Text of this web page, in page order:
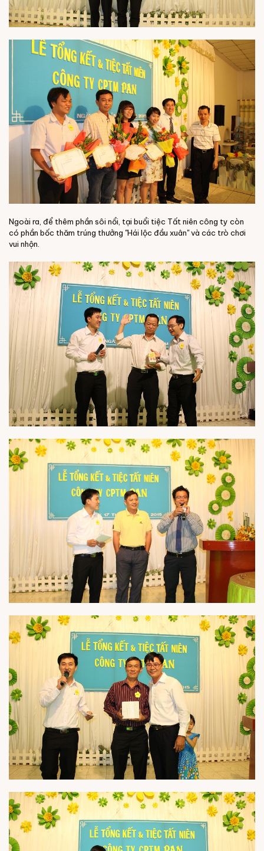
Ngoài ra, để thêm phần sôi nổi, tại buổi tiệc Tất niên công ty còn
có phần bốc thăm trúng thưởng "Hái lộc đầu xuân" và các trò chơi
vui nhộn.